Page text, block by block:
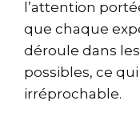
l’attention
que chaque
déroule dans
possibles, ce
irréprochable.